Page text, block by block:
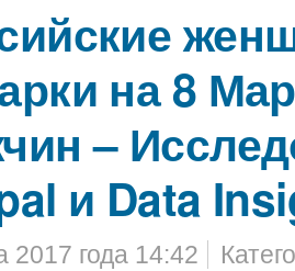
на 8
–
и Data
2017 года 14:42